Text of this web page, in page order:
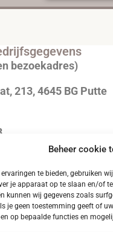
Beheer cookie
ervaringen te bieden, gebruiken
je apparaat op te slaan en/of
kunnen wij gegevens zoals
je geen toestemming geeft of
op bepaalde functies en
bezoekadres)
213, 4645 BG Putte